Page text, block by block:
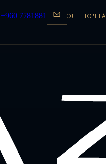
+960 7781881 ЭЛ. ПОЧТА